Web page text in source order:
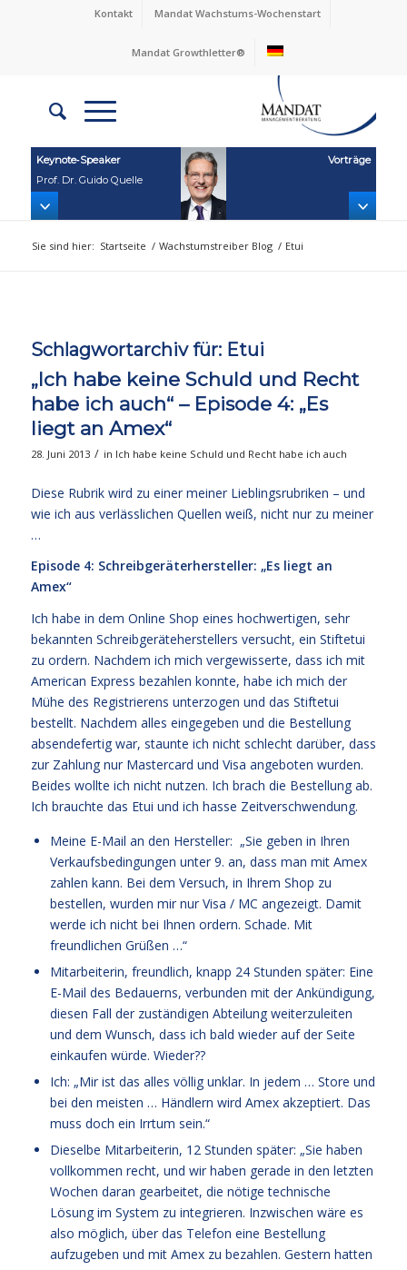
Kontakt Mandat Wachstums-Wochenstart
Mandat Growthletter®
Keynote‑Speaker
Prof. Dr. Guido Quelle
Vorträge
Sie sind hier: Startseite / Wachstumstreiber Blog / Etui
Schlagwortarchiv für: Etui
„Ich habe keine Schuld und Recht
habe ich auch“ – Episode 4: „Es
liegt an Amex“
28. Juni 2013 / in Ich habe keine Schuld und Recht habe ich auch
Diese Rubrik wird zu einer meiner Lieblingsrubriken – und
wie ich aus verlässlichen Quellen weiß, nicht nur zu meiner
…
Episode 4: Schreibgeräterhersteller: „Es liegt an
Amex“
Ich habe in dem Online Shop eines hochwertigen, sehr
bekannten Schreibgeräteherstellers versucht, ein Stiftetui
zu ordern. Nachdem ich mich vergewisserte, dass ich mit
American Express bezahlen konnte, habe ich mich der
Mühe des Registrierens unterzogen und das Stiftetui
bestellt. Nachdem alles eingegeben und die Bestellung
absendefertig war, staunte ich nicht schlecht darüber, dass
zur Zahlung nur Mastercard und Visa angeboten wurden.
Beides wollte ich nicht nutzen. Ich brach die Bestellung ab.
Ich brauchte das Etui und ich hasse Zeitverschwendung.
Meine E-Mail an den Hersteller: „Sie geben in Ihren
Verkaufsbedingungen unter 9. an, dass man mit Amex
zahlen kann. Bei dem Versuch, in Ihrem Shop zu
bestellen, wurden mir nur Visa / MC angezeigt. Damit
werde ich nicht bei Ihnen ordern. Schade. Mit
freundlichen Grüßen …“
Mitarbeiterin, freundlich, knapp 24 Stunden später: Eine
E-Mail des Bedauerns, verbunden mit der Ankündigung,
diesen Fall der zuständigen Abteilung weiterzuleiten
und dem Wunsch, dass ich bald wieder auf der Seite
einkaufen würde. Wieder??
Ich: „Mir ist das alles völlig unklar. In jedem … Store und
bei den meisten … Händlern wird Amex akzeptiert. Das
muss doch ein Irrtum sein.“
Dieselbe Mitarbeiterin, 12 Stunden später: „Sie haben
vollkommen recht, und wir haben gerade in den letzten
Wochen daran gearbeitet, die nötige technische
Lösung im System zu integrieren. Inzwischen wäre es
also möglich, über das Telefon eine Bestellung
aufzugeben und mit Amex zu bezahlen. Gestern hatten